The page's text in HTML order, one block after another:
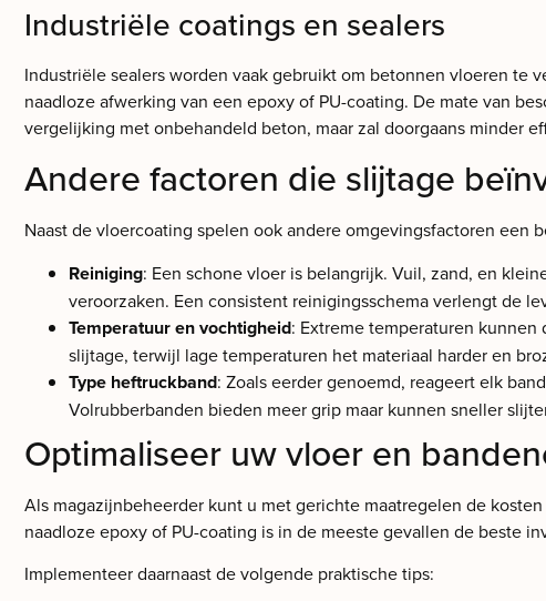
Industriële coatings en sealers
Industriële sealers worden vaak gebruikt om betonnen vloeren
naadloze afwerking van een epoxy of PU-coating. De mate van
vergelijking met onbehandeld beton, maar zal doorgaans minder
Andere factoren die slijtage
Naast de vloercoating spelen ook andere omgevingsfactoren een
Reiniging: Een schone vloer is belangrijk. Vuil, zand, en
veroorzaken. Een consistent reinigingsschema verlengt de
Temperatuur en vochtigheid: Extreme temperaturen
slijtage, terwijl lage temperaturen het materiaal harder en
Type heftruckband: Zoals eerder genoemd, reageert elk
Volrubberbanden bieden meer grip maar kunnen sneller
Optimaliseer uw vloer en
Als magazijnbeheerder kunt u met gerichte maatregelen de
naadloze epoxy of PU-coating is in de meeste gevallen de beste
Implementeer daarnaast de volgende praktische tips: